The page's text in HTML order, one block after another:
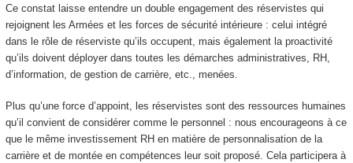
Ce constat laisse entendre un double engagement des réservistes qui
rejoignent les Armées et les forces de sécurité intérieure : celui intégré
dans le rôle de réserviste qu’ils occupent, mais également la proactivité
qu’ils doivent déployer dans toutes les démarches administratives, RH,
d’information, de gestion de carrière, etc., menées.
Plus qu’une force d’appoint, les réservistes sont des ressources humaines
qu’il convient de considérer comme le personnel : nous encourageons à ce
que le même investissement RH en matière de personnalisation de la
carrière et de montée en compétences leur soit proposé. Cela participera à